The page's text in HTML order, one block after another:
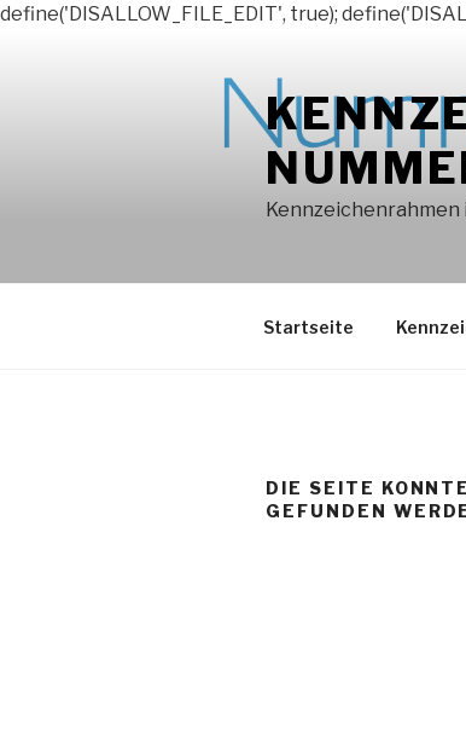
define('DISALLOW_FILE_EDIT', true);
Kennzeichenrahmen
Startseite
DIE SEITE
GEFUNDEN